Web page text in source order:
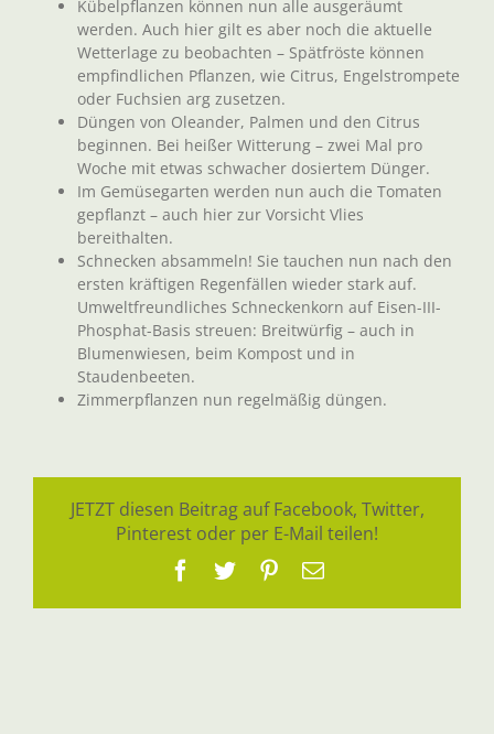
Kübelpflanzen können nun alle ausgeräumt
werden. Auch hier gilt es aber noch die aktuelle
Wetterlage zu beobachten – Spätfröste können
empfindlichen Pflanzen, wie Citrus, Engelstrompete
oder Fuchsien arg zusetzen.
Düngen von Oleander, Palmen und den Citrus
beginnen. Bei heißer Witterung – zwei Mal pro
Woche mit etwas schwacher dosiertem Dünger.
Im Gemüsegarten werden nun auch die Tomaten
gepflanzt – auch hier zur Vorsicht Vlies
bereithalten.
Schnecken absammeln! Sie tauchen nun nach den
ersten kräftigen Regenfällen wieder stark auf.
Umweltfreundliches Schneckenkorn auf Eisen-III-
Phosphat-Basis streuen: Breitwürfig – auch in
Blumenwiesen, beim Kompost und in
Staudenbeeten.
Zimmerpflanzen nun regelmäßig düngen.
JETZT diesen Beitrag auf Facebook, Twitter,
Pinterest oder per E-Mail teilen!
Facebook
TwitterPinterest
E-